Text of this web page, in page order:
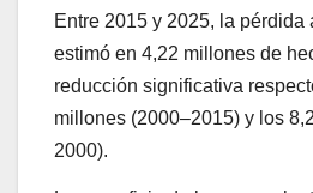
Entre 2015 y 2025, la pérdida
estimó en 4,22 millones de
reducción significativa
millones (2000–2015) y los
2000).